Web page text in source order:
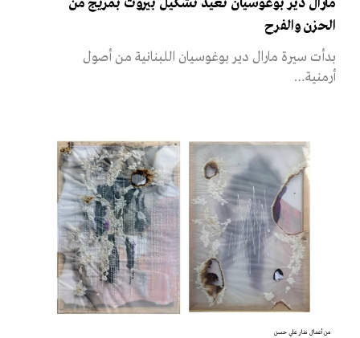
الحزن والفرح
بدأت سيرة مارال دير بوغوسيان اللبنانية من أصول
أرمنية…
من أعمال منار علي حسن